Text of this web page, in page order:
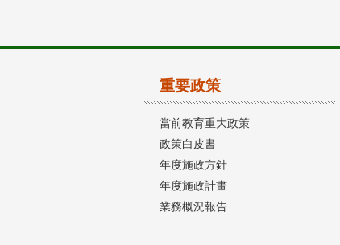
重要政策
當前教育重大政策
政策白皮書
年度施政方針
年度施政計畫
業務概況報告